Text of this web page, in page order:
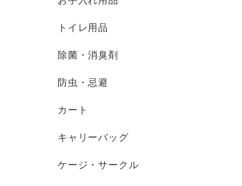
トイレ用品
除菌・消臭剤
防虫・忌避
カート
キャリーバッグ
ケージ・サークル